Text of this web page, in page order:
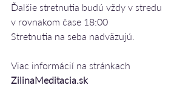
Ďalšie stretnutia budú vždy v stredu
v rovnakom čase 18:00
Stretnutia na seba nadväzujú.
Viac informácií na stránkach
ZilinaMeditacia.sk